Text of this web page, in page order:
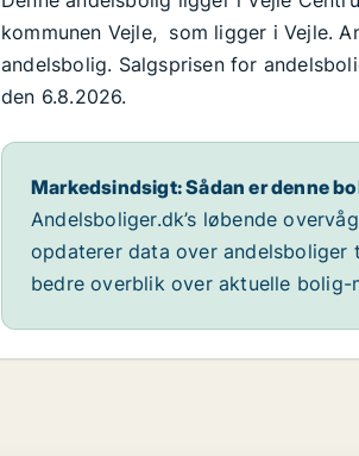
kommunen Vejle, som ligger i Vejle.
andelsbolig. Salgsprisen for
den 6.8.2026.
Markedsindsigt: Sådan er denne
Andelsboliger.dk’s løbende
opdaterer data over
bedre overblik over aktuelle bolig-